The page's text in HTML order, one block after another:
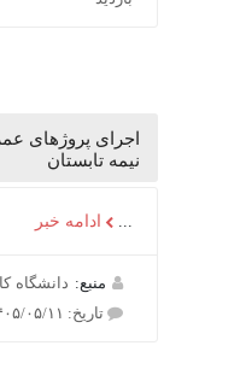
اجرای پروژهای عمرانی
نیمه تابستان
ادامه خبر
منبع:دانشگاه کاشان
تاریخ: ۱۴۰۵/۰۵/۱۱
11 بازدید